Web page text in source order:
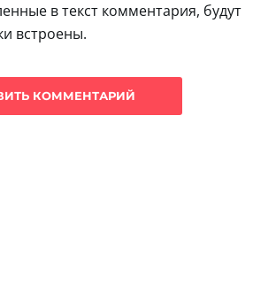
в текст комментария, будут
встроены.